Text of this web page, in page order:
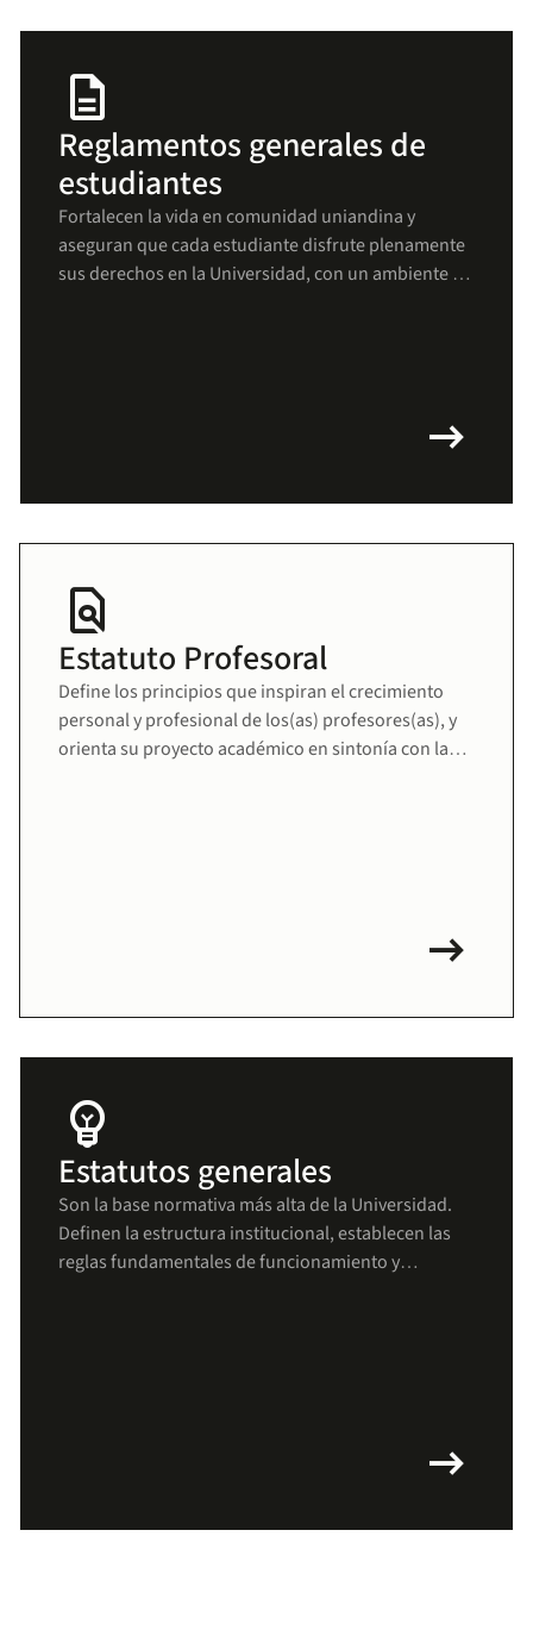
description
Reglamentos generales de
estudiantes
Fortalecen la vida en comunidad uniandina y
aseguran que cada estudiante disfrute plenamente
sus derechos en la Universidad, con un ambiente de
arrow_right_alt
find_in_page
Estatuto Profesoral
Define los principios que inspiran el crecimiento
personal y profesional de los(as) profesores(as), y
orienta su proyecto académico en sintonía con la
arrow_right_alt
emoji_objects
Estatutos generales
Son la base normativa más alta de la Universidad.
Definen la estructura institucional, establecen las
reglas fundamentales de funcionamiento y
arrow_right_alt